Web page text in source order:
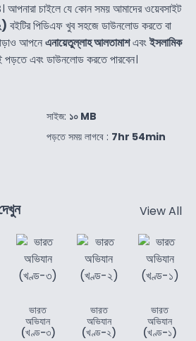
। আপনারা চাইলে যে কোন সময় আমাদের ওয়েবসাইট
বইটির পিডিএফ খুব সহজে ডাউনলোড করতে বা
আপনেএনায়েতুল্লাহ আলতামাশএবংইসলামিক
পড়তে এবং ডাউনলোড করতে পারবেন।
সাইজ: ১০ MB
পড়তে সময় লাগবে : 7hr 54min
View All
ভারত
অভিযান
(খণ্ড-৩)
ভারত
অভিযান
(খণ্ড-২)
ভারত
অভিযান
(খণ্ড-১)